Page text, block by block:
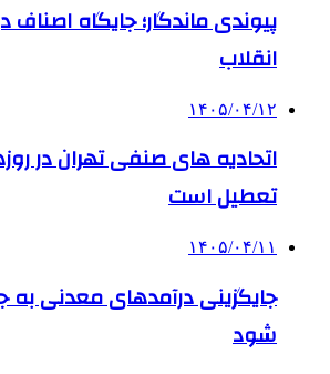
پیوندی ماندگار؛ جایگاه اصناف
انقلاب
۱۴۰۵/۰۴/۱۲
تعطیل است
۱۴۰۵/۰۴/۱۱
جایگزینی درآمدهای معدنی به
شود